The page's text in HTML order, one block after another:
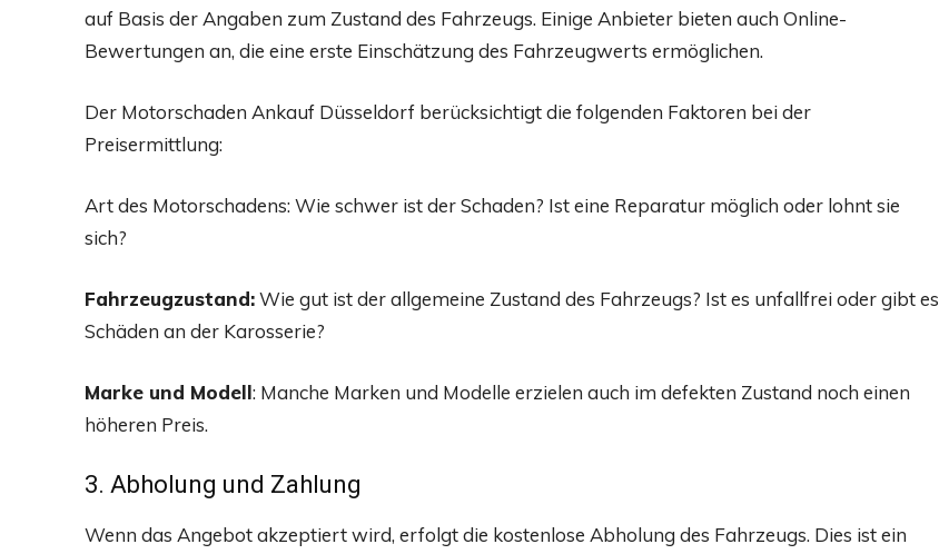
auf Basis der Angaben zum Zustand des Fahrzeugs. Einige Anbieter bieten auch Online-
Bewertungen an, die eine erste Einschätzung des Fahrzeugwerts ermöglichen.
Der Motorschaden Ankauf Düsseldorf berücksichtigt die folgenden Faktoren bei der
Preisermittlung:
Art des Motorschadens: Wie schwer ist der Schaden? Ist eine Reparatur möglich oder lohnt sie
sich?
Fahrzeugzustand:Wie gut ist der allgemeine Zustand des Fahrzeugs? Ist es unfallfrei oder gibt es
Schäden an der Karosserie?
Marke und Modell: Manche Marken und Modelle erzielen auch im defekten Zustand noch einen
höheren Preis.
3. Abholung und Zahlung
Wenn das Angebot akzeptiert wird, erfolgt die kostenlose Abholung des Fahrzeugs. Dies ist ein